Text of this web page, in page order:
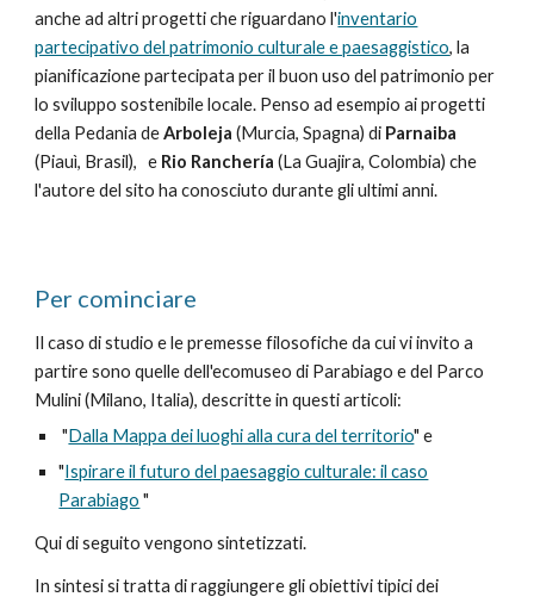
anche ad altri progetti che riguardano l'inventario
partecipativo del patrimonio culturale e paesaggistico, la
pianificazione partecipata per il buon uso del patrimonio per
lo sviluppo sostenibile locale. Penso ad esempio ai progetti
della Pedania deArboleja(Murcia, Spagna) di Parnaiba
(Piauì, Brasil), e Rio Ranchería (La Guajira, Colombia) che
l'autore del sito ha conosciuto durante gli ultimi anni.
Per cominciare
Il caso di studio e le premesse filosofiche da cui vi invito a
partire sono quelle dell'ecomuseo di Parabiago e del Parco
Mulini (Milano, Italia), descritte in questi articoli:
"Dalla Mappa dei luoghi alla cura del territorio" e
"Ispirare il futuro del paesaggio culturale: il caso
Parabiago "
Qui di seguito vengono sintetizzati.
In sintesi si tratta di raggiungere gli obiettivi tipici dei